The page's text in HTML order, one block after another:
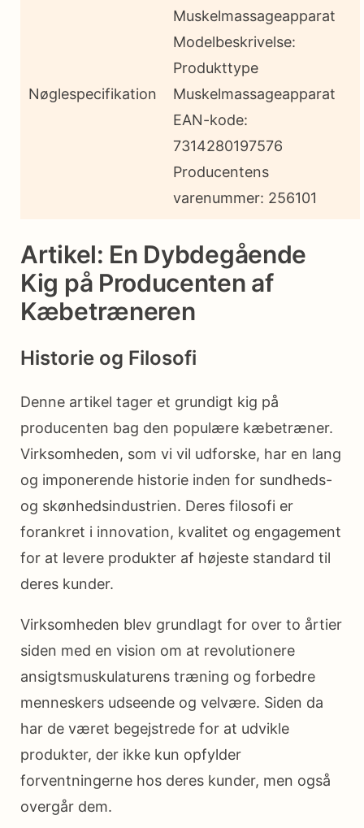
Nøglespecifikation
Muskelmassageapparat
Modelbeskrivelse:
Produkttype
Muskelmassageapparat
EAN-kode:
7314280197576
Producentens
varenummer: 256101
Artikel: En Dybdegående
Kig på Producenten af
Kæbetræneren
Historie og Filosofi
Denne artikel tager et grundigt kig på
producenten bag den populære kæbetræner.
Virksomheden, som vi vil udforske, har en lang
og imponerende historie inden for sundheds-
og skønhedsindustrien. Deres filosofi er
forankret i innovation, kvalitet og engagement
for at levere produkter af højeste standard til
deres kunder.
Virksomheden blev grundlagt for over to årtier
siden med en vision om at revolutionere
ansigtsmuskulaturens træning og forbedre
menneskers udseende og velvære. Siden da
har de været begejstrede for at udvikle
produkter, der ikke kun opfylder
forventningerne hos deres kunder, men også
overgår dem.